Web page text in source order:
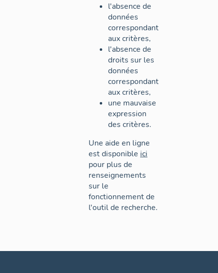
l'absence de
données
correspondant
aux critères,
l'absence de
droits sur les
données
correspondant
aux critères,
une mauvaise
expression
des critères.
Une aide en ligne
est disponible ici
pour plus de
renseignements
sur le
fonctionnement de
l'outil de recherche.